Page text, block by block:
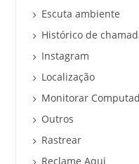
Escuta ambiente
Histórico de
Instagram
Localização
Monitorar
Outros
Rastrear
Reclame Aqui